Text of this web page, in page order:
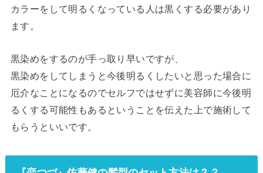
カラーをして明るくなっている人は黒くする必要があり
ます。
黒染めをするのが手っ取り早いですが、
黒染めをしてしまうと今後明るくしたいと思った場合に
厄介なことになるのでセルフではせずに美容師に今後明
るくする可能性もあるということを伝えた上で施術して
もらうといいです。